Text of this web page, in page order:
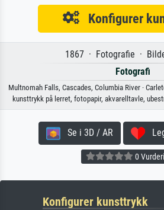
Konfigurer
1867 · Fotografie ·
Fotografi
Multnomah Falls, Cascades, Columbia River ·
kunsttrykk på lerret, fotopapir, akvarelltavle,
Se i 3D / AR
0
Konfigurer kunsttrykk